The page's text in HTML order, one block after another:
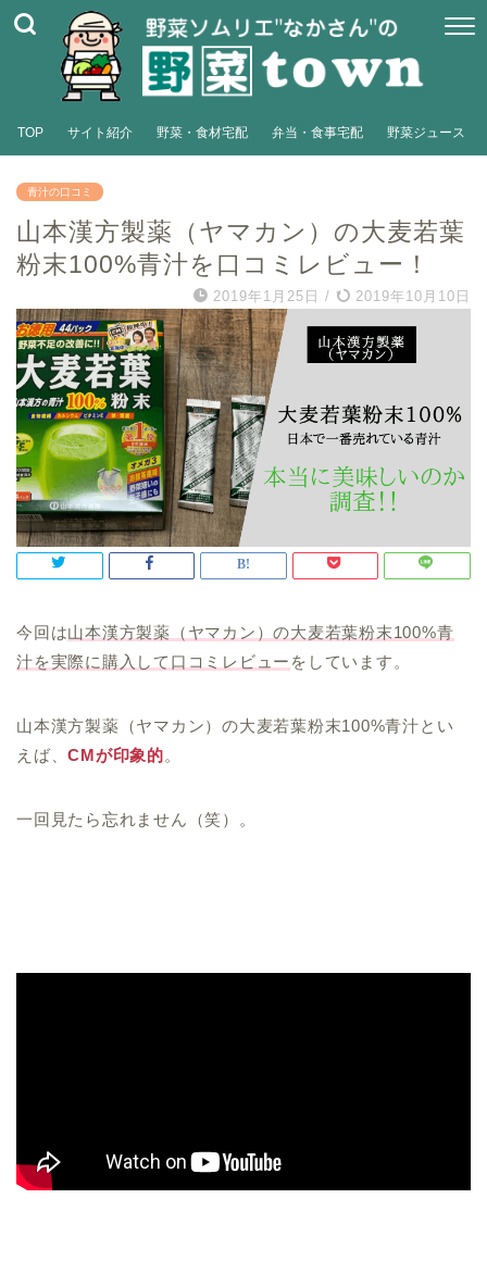
TOP サイト紹介 野菜・食材宅配 弁当・食事宅配 野菜ジュース
青汁の口コミ
山本漢方製薬（ヤマカン）の大麦若葉
粉末100%青汁を口コミレビュー！
2019年1月25日 / 2019年10月10日
今回は山本漢方製薬（ヤマカン）の大麦若葉粉末100%青
汁を実際に購入して口コミレビュー をしています。
山本漢方製薬（ヤマカン）の大麦若葉粉末100%青汁とい
えば、CMが印象的。
一回見たら忘れません（笑）。